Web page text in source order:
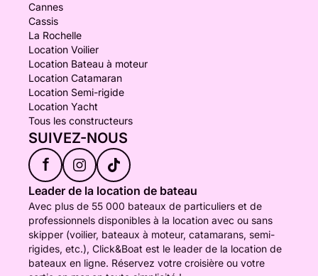
Cannes
Cassis
La Rochelle
Location Voilier
Location Bateau à moteur
Location Catamaran
Location Semi-rigide
Location Yacht
Tous les constructeurs
SUIVEZ-NOUS
f
Leader de la location de bateau
Avec plus de 55 000 bateaux de particuliers et de
professionnels disponibles à la location avec ou sans
skipper (voilier, bateaux à moteur, catamarans, semi-
rigides, etc.), Click&Boat est le leader de la location de
bateaux en ligne. Réservez votre croisière ou votre